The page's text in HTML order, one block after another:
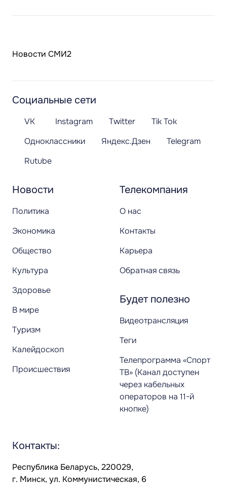
Новости СМИ2
Новости
Политика
Экономика
Общество
Культура
Здоровье
В мире
Туризм
Калейдоскоп
Происшествия
Телекомпания
О нас
Контакты
Карьера
Обратная связь
Будет полезно
Видеотрансляция
Теги
Телепрограмма «Спорт
ТВ» (Канал доступен
через кабельных
операторов на 11-й
кнопке)
Социальные сети
VK Instagram Twitter
Tik Tok
Одноклассники
Яндекс.Дзен
Telegram
Rutube
Контакты:
Республика Беларусь, 220029,
г. Минск, ул. Коммунистическая, 6